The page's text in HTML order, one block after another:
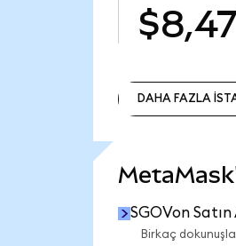
DAHA FAZLA
SGOVon Satın
Birkaç dokunuşla